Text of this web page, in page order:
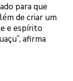
para que
de criar um
e espírito
afirma